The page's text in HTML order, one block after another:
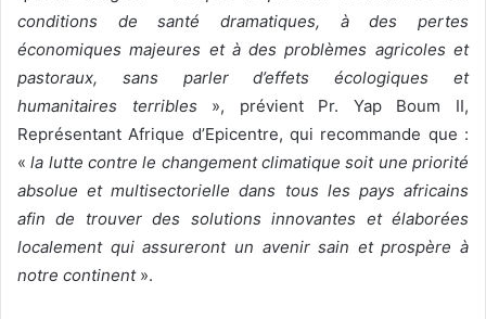
conditions de santé dramatiques, à des pertes
économiques majeures et à des problèmes agricoles et
pastoraux, sans parler d’effets écologiques et
humanitaires terribles », prévient Pr. Yap Boum II,
Représentant Afrique d’Epicentre, qui recommande que :
«la lutte contre le changement climatique soit une priorité
absolue et multisectorielle dans tous les pays africains
afin de trouver des solutions innovantes et élaborées
localement qui assureront un avenir sain et prospère à
notre continent».